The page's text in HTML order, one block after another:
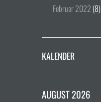
Februar2022 (8)
KALENDER
AUGUST2026